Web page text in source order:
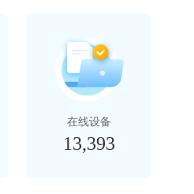
在线设备
13,393